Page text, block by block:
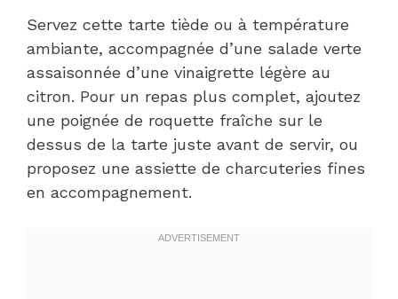
Servez cette tarte tiède ou à température
ambiante, accompagnée d’une salade verte
assaisonnée d’une vinaigrette légère au
citron. Pour un repas plus complet, ajoutez
une poignée de roquette fraîche sur le
dessus de la tarte juste avant de servir, ou
proposez une assiette de charcuteries fines
en accompagnement.